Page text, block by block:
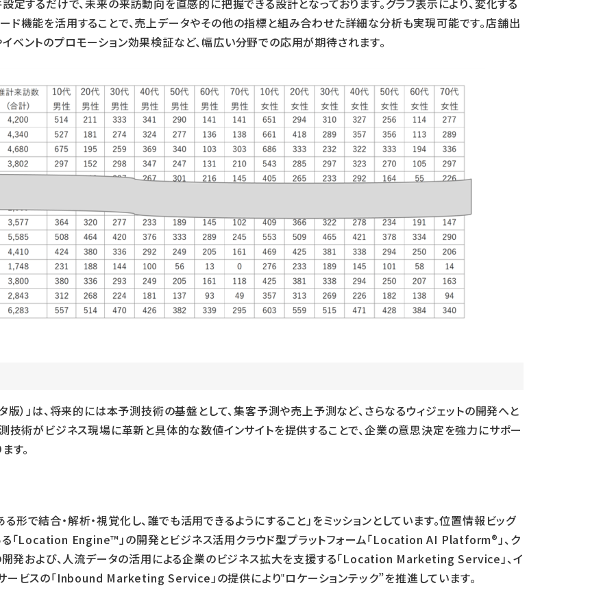
するだけで、未来の来訪動向を直感的に把握できる設計となっております。グラフ表示により、変化する
ド機能を活用することで、売上データやその他の指標と組み合わせた詳細な分析も実現可能です。店舗出
ベントのプロモーション効果検証など、幅広い分野での応用が期待されます。
版）」は、将来的には本予測技術の基盤として、集客予測や売上予測など、さらなるウィジェットの開発へと
技術がビジネス現場に革新と具体的な数値インサイトを提供することで、企業の意思決定を強力にサポー
す。
で結合・解析・視覚化し、誰でも活用できるようにすること」をミッションとしています。位置情報ビッグ
「Location Engine™」の開発とビジネス活用クラウド型プラットフォーム「Location AI Platform®」、ク
開発および、人流データの活用による企業のビジネス拡大を支援する「Location Marketing Service」、イ
ービスの「Inbound Marketing Service」の提供により‟ロケーションテック”を推進しています。